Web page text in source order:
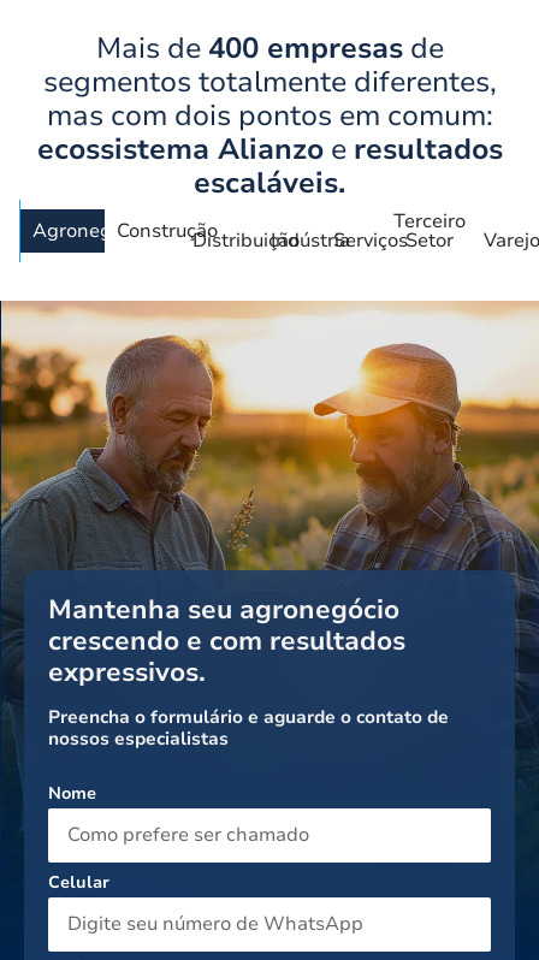
Mais de 400 empresasde
segmentos totalmente diferentes,
mas com dois pontos em comum:
ecossistema Alianzoe resultados
escaláveis.
AgronegócioConstruçãoDistribuiçãoIndústriaServiços
Terceiro
Setor Varejo
Mantenha seu agronegócio
crescendo e com resultados
expressivos.
Preencha o formulário e aguarde o contato de
nossos especialistas
Nome
Celular